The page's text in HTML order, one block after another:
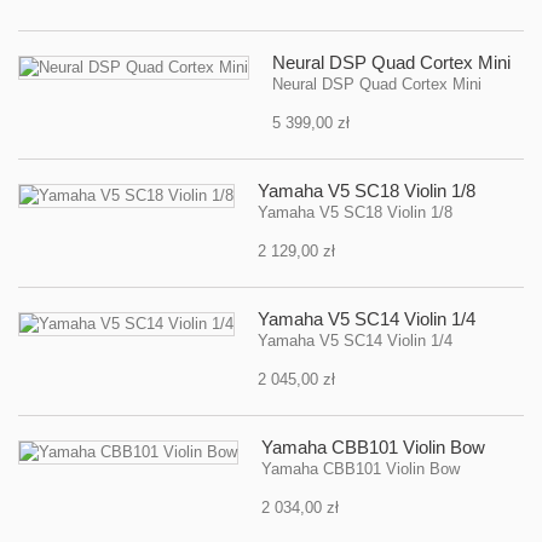
Neural DSP Quad Cortex Mini
Neural DSP Quad Cortex Mini
5 399,00 zł
Yamaha V5 SC18 Violin 1/8
Yamaha V5 SC18 Violin 1/8
2 129,00 zł
Yamaha V5 SC14 Violin 1/4
Yamaha V5 SC14 Violin 1/4
2 045,00 zł
Yamaha CBB101 Violin Bow
Yamaha CBB101 Violin Bow
2 034,00 zł